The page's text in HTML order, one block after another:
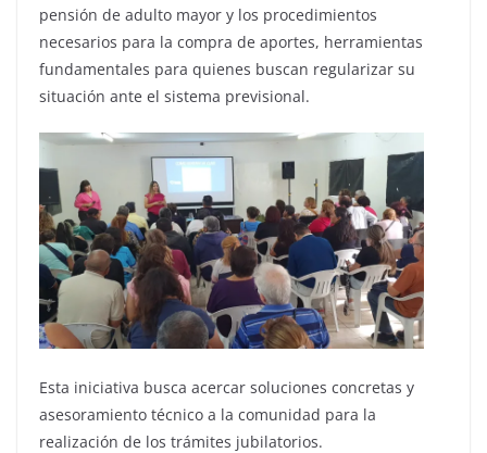
pensión de adulto mayor y los procedimientos
necesarios para la compra de aportes, herramientas
fundamentales para quienes buscan regularizar su
situación ante el sistema previsional.
Esta iniciativa busca acercar soluciones concretas y
asesoramiento técnico a la comunidad para la
realización de los trámites jubilatorios.